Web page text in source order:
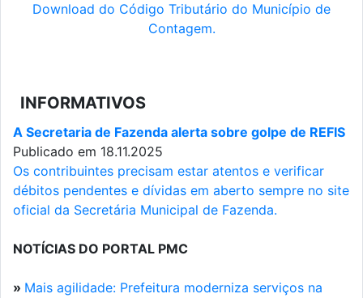
Download do Código Tributário do Município de
Contagem.
INFORMATIVOS
A Secretaria de Fazenda alerta sobre golpe de REFIS
Publicado em 18.11.2025
Os contribuintes precisam estar atentos e verificar
débitos pendentes e dívidas em aberto sempre no site
oficial da Secretária Municipal de Fazenda.
NOTÍCIAS DO PORTAL PMC
» Mais agilidade: Prefeitura moderniza serviços na